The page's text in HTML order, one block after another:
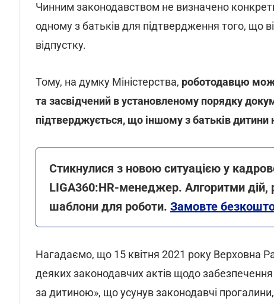
Чинним законодавством не визначено
одному з батьків для підтвердження того, що
відпустку.
Тому, на думку Міністерства, роботодавцю
та засвідчений в установленому порядку
підтверджується, що іншому з батьків дитини
Стикнулися з новою ситуацією у
LIGA360:HR-менеджер. Алгоритми дій,
шаблони для роботи. Замовте
Нагадаємо, що 15 квітня 2021 року Верховна
деяких законодавчих актів щодо
за дитиною», що усунув законодавчі